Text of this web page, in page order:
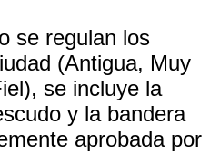
se regulan los
(Antigua, Muy
se incluye la
y la bandera
aprobada por